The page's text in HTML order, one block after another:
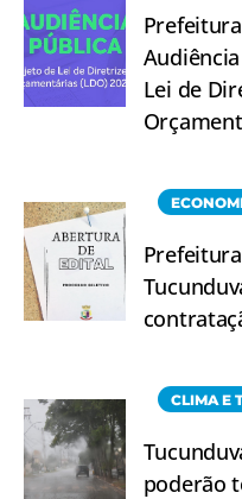
Lei de
CLIMA E
poderão